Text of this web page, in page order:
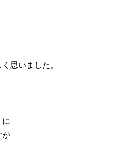
思いました。
が